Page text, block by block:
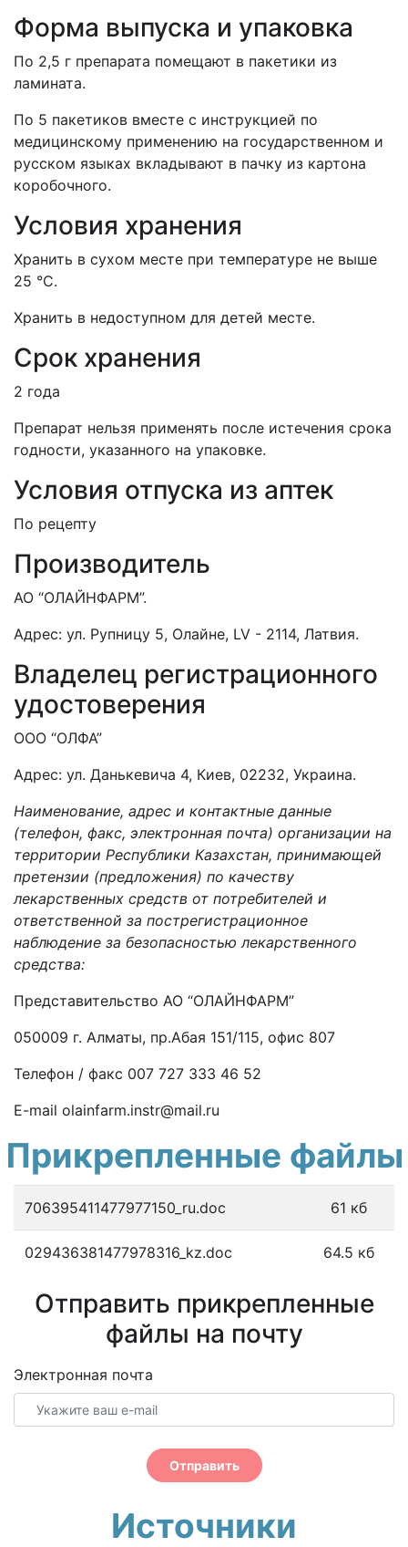
Форма выпуска и упаковка
По 2,5 г препарата помещают в пакетики из
ламината.
По 5 пакетиков вместе с инструкцией по
медицинскому применению на государственном и
русском языках вкладывают в пачку из картона
коробочного.
Условия хранения
Хранить в сухом месте при температуре не выше
25 °С.
Хранить в недоступном для детей месте.
Срок хранения
2 года
Препарат нельзя применять после истечения срока
годности, указанного на упаковке.
Условия отпуска из аптек
По рецепту
Производитель
АО “ОЛАЙНФАРМ”.
Адрес: ул. Рупницу 5, Олайне, LV - 2114, Латвия.
Владелец регистрационного
удостоверения
ООО “ОЛФА”
Адрес: ул. Данькевича 4, Киев, 02232, Украина.
Наименование, адрес и контактные данные
(телефон, факс, электронная почта) организации на
территории Республики Казахстан, принимающей
претензии (предложения) по качеству
лекарственных средств от потребителей и
ответственной за пострегистрационное
наблюдение за безопасностью лекарственного
средства:
Представительство АО “ОЛАЙНФАРМ”
050009 г. Алматы, пр.Абая 151/115, офис 807
Телефон / факс 007 727 333 46 52
E-mail olainfarm.instr@mail.ru
Прикрепленные файлы
706395411477977150_ru.doc 61 кб
029436381477978316_kz.doc 64.5 кб
Отправить прикрепленные
файлы на почту
Электронная почта
Отправить
Источники